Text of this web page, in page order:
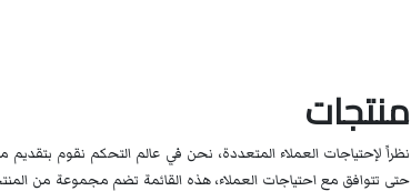
منتجات
نظراً لإحتياجات العملاء المتعددة، نحن في عالم التحكم نقوم بتقديم
حتى تتوافق مع احتياجات العملاء، هذه القائمة تضم مجموعة من